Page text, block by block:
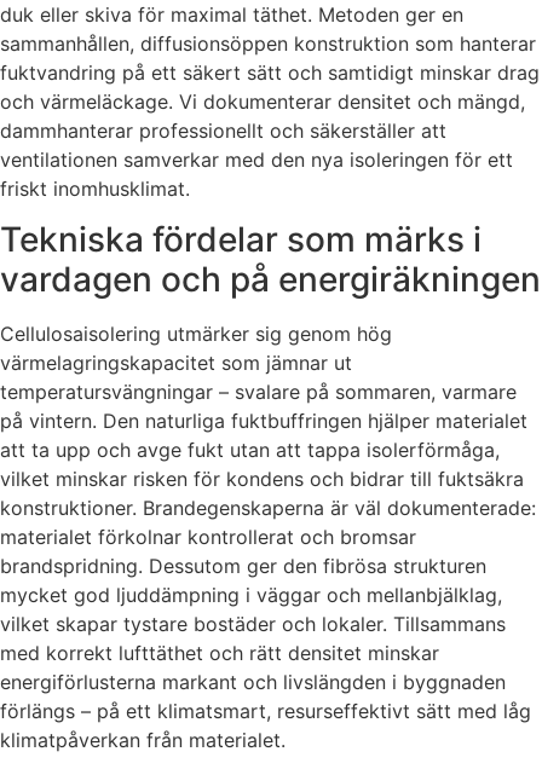
duk eller skiva för maximal täthet. Metoden ger en
sammanhållen, diffusionsöppen konstruktion som hanterar
fuktvandring på ett säkert sätt och samtidigt minskar drag
och värmeläckage. Vi dokumenterar densitet och mängd,
dammhanterar professionellt och säkerställer att
ventilationen samverkar med den nya isoleringen för ett
friskt inomhusklimat.
Tekniska fördelar som märks i
vardagen och på energiräkningen
Cellulosaisolering utmärker sig genom hög
värmelagringskapacitet som jämnar ut
temperatursvängningar – svalare på sommaren, varmare
på vintern. Den naturliga fuktbuffringen hjälper materialet
att ta upp och avge fukt utan att tappa isolerförmåga,
vilket minskar risken för kondens och bidrar till fuktsäkra
konstruktioner. Brandegenskaperna är väl dokumenterade:
materialet förkolnar kontrollerat och bromsar
brandspridning. Dessutom ger den fibrösa strukturen
mycket god ljuddämpning i väggar och mellanbjälklag,
vilket skapar tystare bostäder och lokaler. Tillsammans
med korrekt lufttäthet och rätt densitet minskar
energiförlusterna markant och livslängden i byggnaden
förlängs – på ett klimatsmart, resurseffektivt sätt med låg
klimatpåverkan från materialet.